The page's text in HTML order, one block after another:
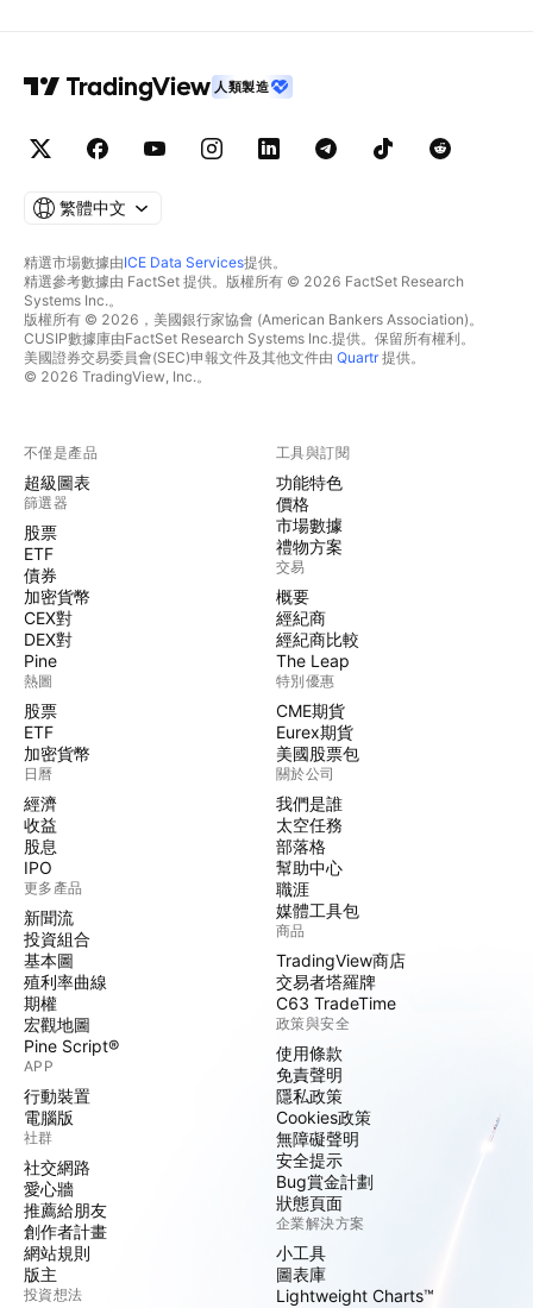
人類製造
繁體中文
精選市場數據由ICE Data Services提供。
精選參考數據由 FactSet 提供。版權所有 © 2026 FactSet Research
Systems Inc.。
版權所有 © 2026，美國銀行家協會 (American Bankers Association)。
CUSIP數據庫由FactSet Research Systems Inc.提供。保留所有權利。
美國證券交易委員會(SEC)申報文件及其他文件由 Quartr提供。
© 2026 TradingView, Inc.。
不僅是產品
超級圖表
篩選器
股票
ETF
債券
加密貨幣
CEX對
DEX對
Pine
熱圖
股票
ETF
加密貨幣
日曆
經濟
收益
股息
IPO
更多產品
新聞流
投資組合
基本圖
殖利率曲線
期權
宏觀地圖
Pine Script®
APP
行動裝置
電腦版
社群
社交網路
愛心牆
推薦給朋友
創作者計畫
網站規則
版主
投資想法
工具與訂閱
功能特色
價格
市場數據
禮物方案
交易
概要
經紀商
經紀商比較
The Leap
特別優惠
CME期貨
Eurex期貨
美國股票包
關於公司
我們是誰
太空任務
部落格
幫助中心
職涯
媒體工具包
商品
TradingView商店
交易者塔羅牌
C63 TradeTime
政策與安全
使用條款
免責聲明
隱私政策
Cookies政策
無障礙聲明
安全提示
Bug賞金計劃
狀態頁面
企業解決方案
小工具
圖表庫
Lightweight Charts™